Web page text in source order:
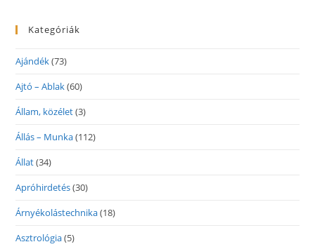
Kategóriák
Ajándék(73)
Ajtó – Ablak(60)
Állam, közélet(3)
Állás – Munka(112)
Állat(34)
Apróhirdetés(30)
Árnyékolástechnika(18)
Asztrológia(5)